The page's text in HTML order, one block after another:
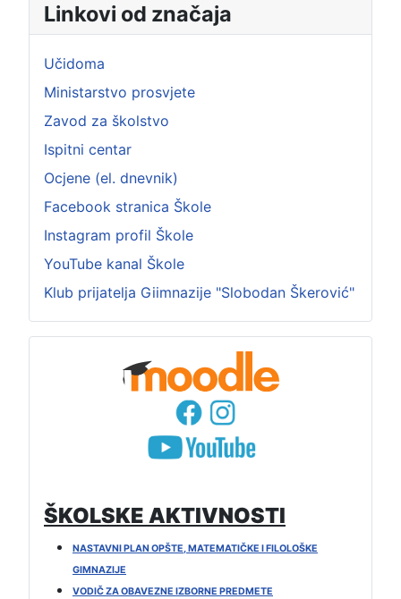
Linkovi od značaja
Učidoma
Ministarstvo prosvjete
Zavod za školstvo
Ispitni centar
Ocjene (el. dnevnik)
Facebook stranica Škole
Instagram profil Škole
YouTube kanal Škole
Klub prijatelja Giimnazije "Slobodan Škerović"
ŠKOLSKE AKTIVNOSTI
NASTAVNI PLAN OPŠTE, MATEMATIČKE I FILOLOŠKE
GIMNAZIJE
VODIČ ZA OBAVEZNE IZBORNE PREDMETE